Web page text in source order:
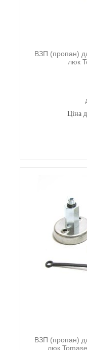
ВЗП (пропан)
люк
Ціна
ВЗП (пропан)
люк